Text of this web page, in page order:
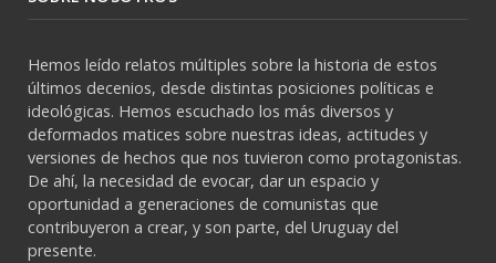
Hemos leído relatos múltiples sobre la historia de estos
últimos decenios, desde distintas posiciones políticas e
ideológicas. Hemos escuchado los más diversos y
deformados matices sobre nuestras ideas, actitudes y
versiones de hechos que nos tuvieron como protagonistas.
De ahí, la necesidad de evocar, dar un espacio y
oportunidad a generaciones de comunistas que
contribuyeron a crear, y son parte, del Uruguay del
presente.